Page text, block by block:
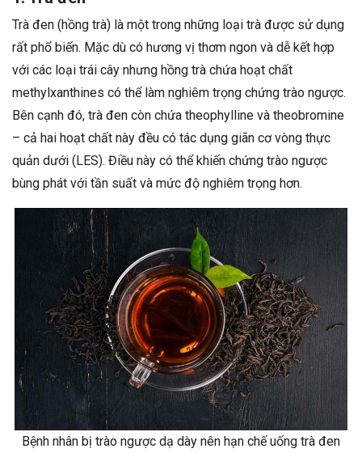
Trà đen (hồng trà) là một trong những loại trà được sử dụng
rất phổ biến. Mặc dù có hương vị thơm ngon và dễ kết hợp
với các loại trái cây nhưng hồng trà chứa hoạt chất
methylxanthines có thể làm nghiêm trọng chứng trào ngược.
Bên cạnh đó, trà đen còn chứa theophylline và theobromine
– cả hai hoạt chất này đều có tác dụng giãn cơ vòng thực
quản dưới (LES). Điều này có thể khiến chứng trào ngược
bùng phát với tần suất và mức độ nghiêm trọng hơn.
Bệnh nhân bị trào ngược dạ dày nên hạn chế uống trà đen